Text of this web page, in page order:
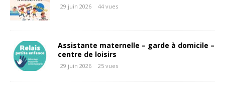
29 juin 2026 44 vues
Assistante maternelle – garde à domicile –
centre de loisirs
29 juin 2026 25 vues